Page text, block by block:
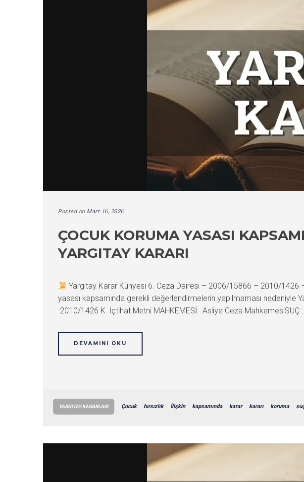
Posted on Mart 16, 2026
ÇOCUK KORUMA YASASI
YARGITAY KARARI
Yargıtay Karar Künyesi 6. Ceza Dairesi – 2006/15866 – 2010/1426
yasası kapsamında gerekli değerlendirmelerin yapılmaması
2010/1426 K. İçtihat Metni MAHKEMESİ :Asliye Ceza MahkemesiSUÇ
DEVAMINI OKU
YARGITAY KARARLARI Çocuk hırsızlık İlişkin kapsamında karar kararı koruma